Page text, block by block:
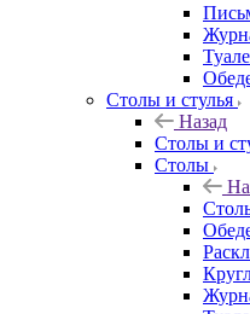
Столы и стулья
Назад
Столы и
Столы